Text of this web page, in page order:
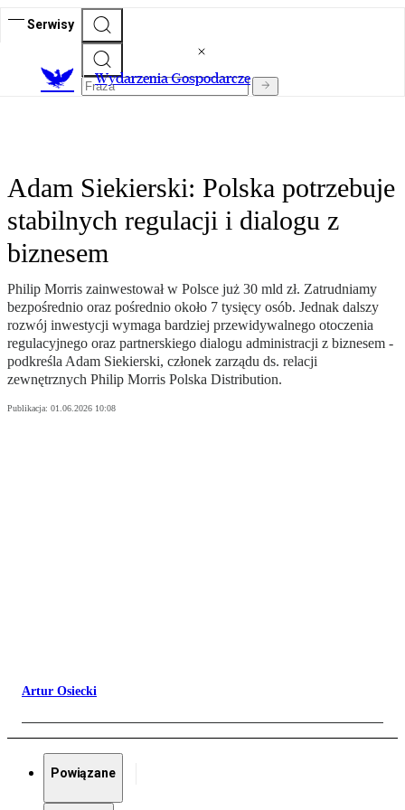
Serwisy
Wydarzenia Gospodarcze
Adam Siekierski: Polska potrzebuje
stabilnych regulacji i dialogu z
biznesem
Philip Morris zainwestował w Polsce już 30 mld zł. Zatrudniamy
bezpośrednio oraz pośrednio około 7 tysięcy osób. Jednak dalszy
rozwój inwestycji wymaga bardziej przewidywalnego otoczenia
regulacyjnego oraz partnerskiego dialogu administracji z biznesem -
podkreśla Adam Siekierski, członek zarządu ds. relacji
zewnętrznych Philip Morris Polska Distribution.
Publikacja: 01.06.2026 10:08
Artur Osiecki
Powiązane